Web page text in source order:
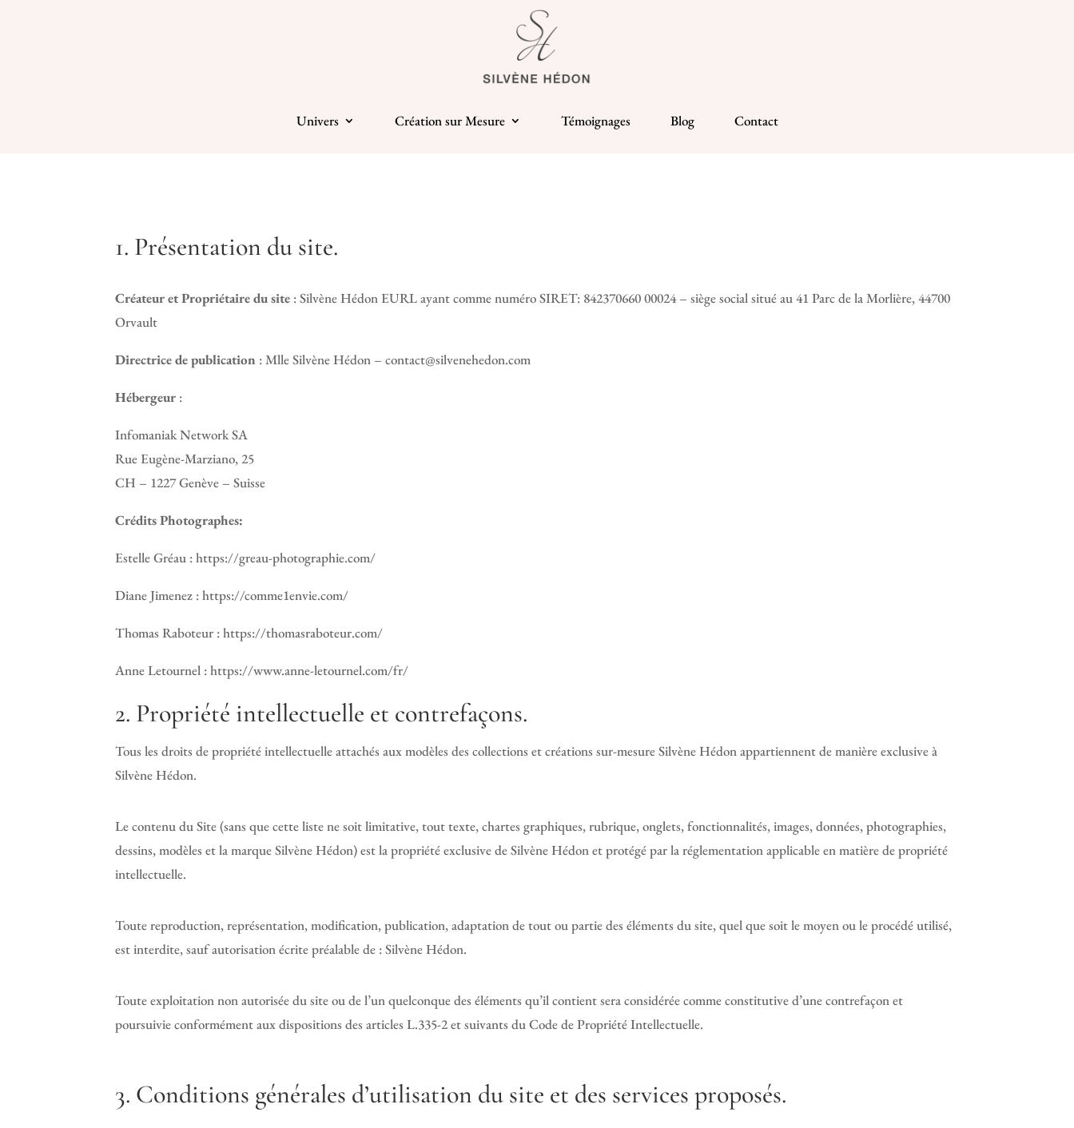
Univers Création sur Mesure Témoignages Blog Contact
1. Présentation du site.
Créateur et Propriétaire du site : Silvène Hédon EURL ayant comme numéro SIRET: 842370660 00024 – siège social situé au 41 Parc de la Morlière, 44700
Orvault
Directrice de publication : Mlle Silvène Hédon – contact@silvenehedon.com
Hébergeur :
Infomaniak Network SA
Rue Eugène-Marziano, 25
CH – 1227 Genève – Suisse
CréditsPhotographes:
Estelle Gréau : https://greau-photographie.com/
Diane Jimenez : https://comme1envie.com/
Thomas Raboteur : https://thomasraboteur.com/
Anne Letournel : https://www.anne-letournel.com/fr/
2. Propriété intellectuelle et contrefaçons.
Tous les droits de propriété intellectuelle attachés aux modèles des collections et créations sur-mesure Silvène Hédon appartiennent de manière exclusive à
Silvène Hédon.
Le contenu du Site (sans que cette liste ne soit limitative, tout texte, chartes graphiques, rubrique, onglets, fonctionnalités, images, données, photographies,
dessins, modèles et la marque Silvène Hédon) est la propriété exclusive de Silvène Hédon et protégé par la réglementation applicable en matière de propriété
intellectuelle.
Toute reproduction, représentation, modification, publication, adaptation de tout ou partie des éléments du site, quel que soit le moyen ou le procédé utilisé,
est interdite, sauf autorisation écrite préalable de : Silvène Hédon.
Toute exploitation non autorisée du site ou de l’un quelconque des éléments qu’il contient sera considérée comme constitutive d’une contrefaçon et
poursuivie conformément aux dispositions des articles L.335-2 et suivants du Code de Propriété Intellectuelle.
3. Conditions générales d’utilisation du site et des services proposés.